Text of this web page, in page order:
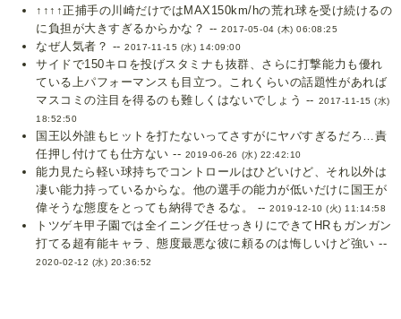
↑↑↑↑正捕手の川崎だけではMAX150km/hの荒れ球を受け続けるの
に負担が大きすぎるからかな？ --2017-05-04 (木) 06:08:25
なぜ人気者？ --2017-11-15 (水) 14:09:00
サイドで150キロを投げスタミナも抜群、さらに打撃能力も優れ
ている上パフォーマンスも目立つ。これくらいの話題性があれば
マスコミの注目を得るのも難しくはないでしょう -- 2017-11-15 (水)
18:52:50
国王以外誰もヒットを打たないってさすがにヤバすぎるだろ…責
任押し付けても仕方ない -- 2019-06-26 (水) 22:42:10
能力見たら軽い球持ちでコントロールはひどいけど、それ以外は
凄い能力持っているからな。他の選手の能力が低いだけに国王が
偉そうな態度をとっても納得できるな。 --2019-12-10 (火) 11:14:58
トツゲキ甲子園では全イニング任せっきりにできてHRもガンガン
打てる超有能キャラ、態度最悪な彼に頼るのは悔しいけど強い --
2020-02-12 (水) 20:36:52